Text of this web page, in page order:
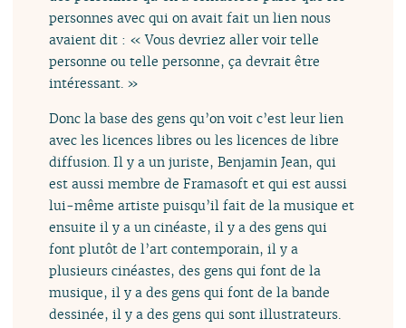
personnes avec qui on avait fait un lien nous
avaient dit : « Vous devriez aller voir telle
personne ou telle personne, ça devrait être
intéressant. »
Donc la base des gens qu’on voit c’est leur lien
avec les licences libres ou les licences de libre
diffusion. Il y a un juriste, Benjamin Jean, qui
est aussi membre de Framasoft et qui est aussi
lui-même artiste puisqu’il fait de la musique et
ensuite il y a un cinéaste, il y a des gens qui
font plutôt de l’art contemporain, il y a
plusieurs cinéastes, des gens qui font de la
musique, il y a des gens qui font de la bande
dessinée, il y a des gens qui sont illustrateurs.